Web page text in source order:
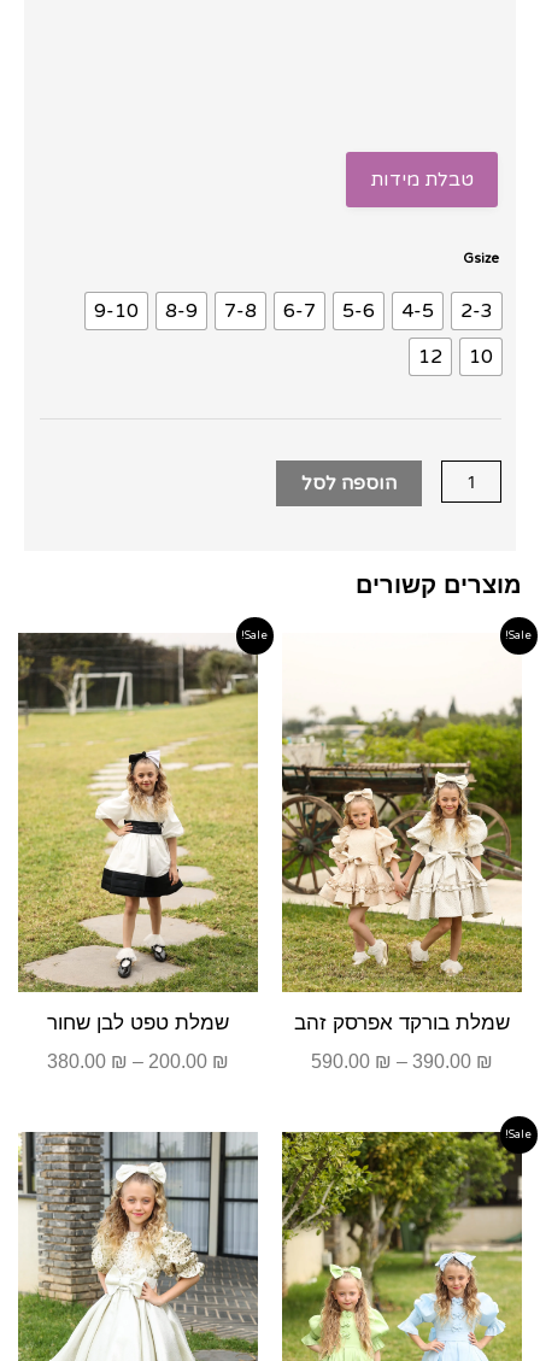
טבלת מידות
Gsize
2-3
4-5
5-6
6-7
7-8
8-9
9-10
10
12
כמות
חצאית
אורגנזה
שחור
טפט
הוספה לסל
מוצרים קשורים
Sale!
שמלת בורקד אפרסק זהב
390.00 ₪
–
590.00 ₪
מחירים:
עד
Sale!
שמלת טפט לבן שחור
200.00 ₪
–
380.00 ₪
טווח
עד
Sale!
טווח
מחירים:
עד
טווח
עד